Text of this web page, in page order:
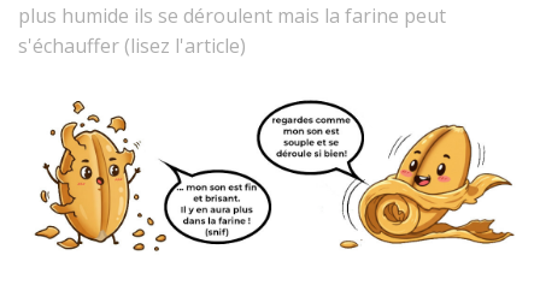
plus humide ils se déroulent mais la farine peut
s'échauffer (lisez l'article)